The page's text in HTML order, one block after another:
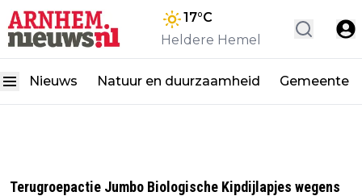
17°C
Heldere Hemel
Nieuws Natuur en duurzaamheid Gemeente
Terugroepactie Jumbo Biologische Kipdijlapjes wegens